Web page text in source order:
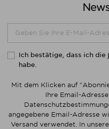
Ich bestätige, dass ich die
habe.
Mit dem Klicken auf
Ihre Email-
angegebene Email-Adresse
Versand verwendet. In